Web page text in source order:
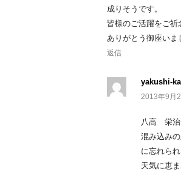
成りそうです。
皆様のご活躍をご祈
ありがとう御座いま
返信
yakushi-
2013年9月
八高 栄
混み込み
に忘れら
天気に恵